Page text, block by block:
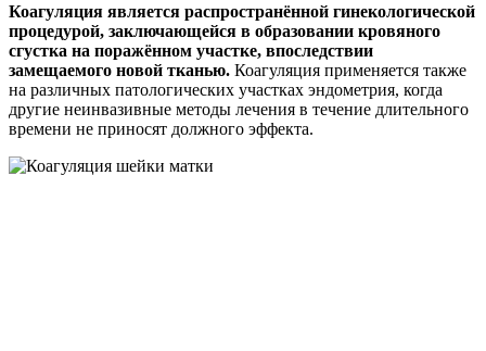
Коагуляция является распространённой гинекологической
процедурой, заключающейся в образовании кровяного
сгустка на поражённом участке, впоследствии
замещаемого новой тканью. Коагуляция применяется также
на различных патологических участках эндометрия, когда
другие неинвазивные методы лечения в течение длительного
времени не приносят должного эффекта.